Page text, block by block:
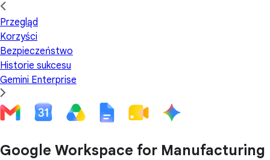
Przegląd
Korzyści
Bezpieczeństwo
Historie sukcesu
Gemini Enterprise
Google Workspace for Manufacturing